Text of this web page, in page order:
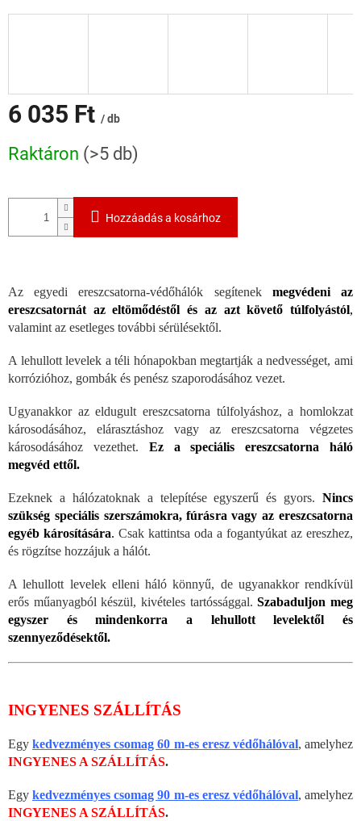
6 035 Ft / db
Raktáron (>5 db)
Hozzáadás a kosárhoz
Az egyedi ereszcsatorna-védőhálók segítenek megvédeni az
ereszcsatornát az eltömődéstől és az azt követő túlfolyástól,
valamint az esetleges további sérülésektől.
A lehullott levelek a téli hónapokban megtartják a nedvességet, ami
korrózióhoz, gombák és penész szaporodásához vezet.
Ugyanakkor az eldugult ereszcsatorna túlfolyáshoz, a homlokzat
károsodásához, elárasztáshoz vagy az ereszcsatorna végzetes
károsodásához vezethet. Ez a speciális ereszcsatorna háló
megvéd ettől.
Ezeknek a hálózatoknak a telepítése egyszerű és gyors. Nincs
szükség speciális szerszámokra, fúrásra vagy az ereszcsatorna
egyéb károsítására. Csak kattintsa oda a fogantyúkat az ereszhez,
és rögzítse hozzájuk a hálót.
A lehullott levelek elleni háló könnyű, de ugyanakkor rendkívül
erős műanyagból készül, kivételes tartóssággal.Szabaduljon meg
egyszer és mindenkorra a lehullott levelektől és
szennyeződésektől.
INGYENES SZÁLLÍTÁS
Egykedvezményes csomag 60 m-es eresz védőhálóval, amelyhez
INGYENES A SZÁLLÍTÁS.
Egykedvezményes csomag 90 m-es eresz védőhálóval, amelyhez
INGYENES A SZÁLLÍTÁS.